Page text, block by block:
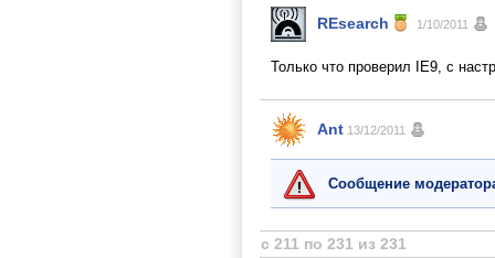
REsearch 1/10/2011
Только что проверил IE9, с
Ant 13/12/2011
Сообщение
с 211 по 231 из 231